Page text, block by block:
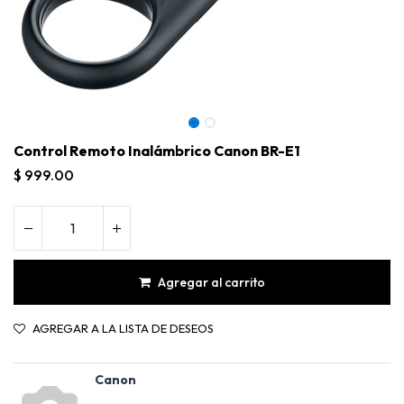
Control Remoto Inalámbrico Canon BR-E1
$ 999.00
Agregar al carrito
AGREGAR A LA LISTA DE DESEOS
Canon